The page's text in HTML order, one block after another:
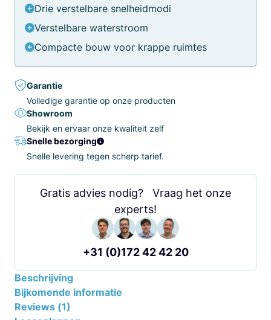
Drie verstelbare snelheidmodi
Verstelbare waterstroom
Compacte bouw voor krappe ruimtes
Garantie
Volledige garantie op onze producten
Showroom
Bekijk en ervaar onze kwaliteit zelf
Snelle bezorging
Snelle levering tegen scherp tarief.
Gratis advies nodig? Vraag het onze
experts!
+31 (0)172 42 42 20
Beschrijving
Bijkomende informatie
Reviews (1)